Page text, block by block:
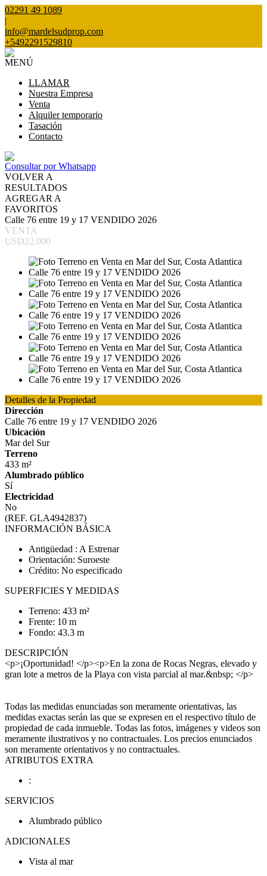
02291 49 1089
|
info@mardelsudprop.com
+5492291529810
MENÚ
LLAMAR
Nuestra Empresa
Venta
Alquiler temporario
Tasación
Contacto
Consultar por Whatsapp
VOLVER A
RESULTADOS
AGREGAR A
FAVORITOS
Calle 76 entre 19 y 17 VENDIDO 2026
VENTA
USD22.000
Detalles de la Propiedad
Dirección
Calle 76 entre 19 y 17 VENDIDO 2026
Ubicación
Mar del Sur
Terreno
433 m²
Alumbrado público
Sí
Electricidad
No
(REF. GLA4942837)
INFORMACIÓN BÁSICA
Antigüedad : A Estrenar
Orientación: Suroeste
Crédito: No especificado
SUPERFICIES Y MEDIDAS
Terreno: 433 m²
Frente: 10 m
Fondo: 43.3 m
DESCRIPCIÓN
<p>¡Oportunidad! </p><p>En la zona de Rocas Negras, elevado y
gran lote a metros de la Playa con vista parcial al mar.&nbsp; </p>
Todas las medidas enunciadas son meramente orientativas, las
medidas exactas serán las que se expresen en el respectivo título de
propiedad de cada inmueble. Todas las fotos, imágenes y videos son
meramente ilustrativos y no contractuales. Los precios enunciados
son meramente orientativos y no contractuales.
ATRIBUTOS EXTRA
:
SERVICIOS
Alumbrado público
ADICIONALES
Vista al mar